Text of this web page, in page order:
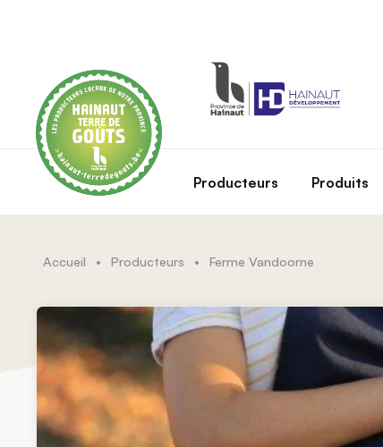
Producteurs Produits
Accueil • Producteurs • Ferme Vandoorne